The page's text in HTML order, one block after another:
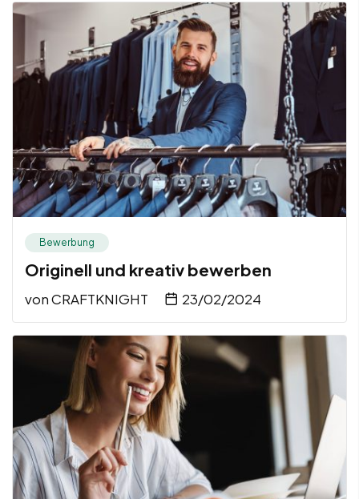
Bewerbung
Originell und kreativ bewerben
vonCRAFTKNIGHT 23/02/2024